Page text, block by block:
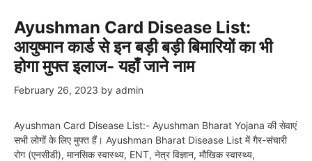
Ayushman Card Disease List:
आयुष्मान कार्ड से इन बड़ी बड़ी बिमारियों का भी
होगा मुफ्त इलाज- यहाँ जाने नाम
February 26, 2023 by admin
Ayushman Card Disease List:- Ayushman Bharat Yojana की सेवाएं
सभी लोगों के लिए मुफ्त हैं। Ayushman Bharat Disease List में गैर-संचारी
रोग (एनसीडी), मानसिक स्वास्थ्य, ENT, नेत्र विज्ञान, मौखिक स्वास्थ्य,